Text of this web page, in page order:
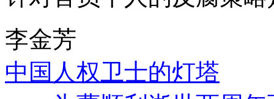
李金芳
中国人权卫士的灯塔